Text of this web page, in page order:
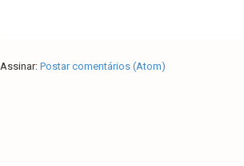
Assinar: Postar comentários (Atom)